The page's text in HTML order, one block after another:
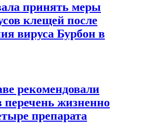
принять меры
клещей после
вируса Бурбон в
рекомендовали
перечень жизненно
препарата